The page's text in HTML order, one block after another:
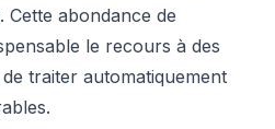
Cette abondance de
le recours à des
traiter automatiquement